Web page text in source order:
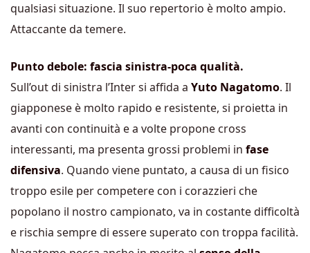
qualsiasi situazione. Il suo repertorio è molto ampio.
Attaccante da temere.
Punto debole: fascia sinistra-poca qualità.
Sull’out di sinistra l’Inter si affida a Yuto Nagatomo. Il
giapponese è molto rapido e resistente, si proietta in
avanti con continuità e a volte propone cross
interessanti, ma presenta grossi problemi in fase
difensiva. Quando viene puntato, a causa di un fisico
troppo esile per competere con i corazzieri che
popolano il nostro campionato, va in costante difficoltà
e rischia sempre di essere superato con troppa facilità.